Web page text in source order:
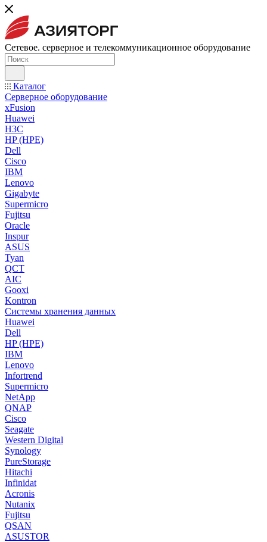
Сетевое. серверное и телекоммуникационное оборудование
Каталог
Серверное оборудование
xFusion
Huawei
H3C
HP (HPE)
Dell
Cisco
IBM
Lenovo
Gigabyte
Supermicro
Fujitsu
Oracle
Inspur
ASUS
Tyan
QCT
AIC
Gooxi
Kontron
Системы хранения данных
Huawei
Dell
HP (HPE)
IBM
Lenovo
Infortrend
Supermicro
NetApp
QNAP
Cisco
Seagate
Western Digital
Synology
PureStorage
Hitachi
Infinidat
Acronis
Nutanix
Fujitsu
QSAN
ASUSTOR